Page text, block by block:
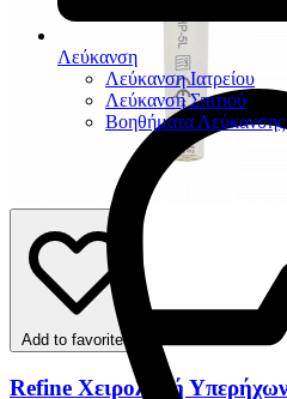
Λεύκανση
Λεύκανση Ιατρείου
Λεύκανση Σπιτιού
Βοηθήματα Λεύκανσης
Add to favorites
Refine Χειρολαβή Υπερήχων